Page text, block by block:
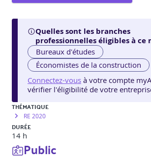
Quelles sont les branches
professionnelles éligibles à ce
Bureaux d'études
Économistes de la construction
Connectez-vous à votre compte
vérifier l'éligibilité de votre
THÉMATIQUE
RE 2020
DURÉE
14 h
Public